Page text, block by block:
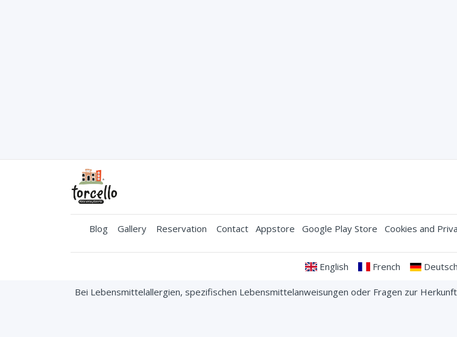
Blog Gallery Reservation Contact Appstore Google Play Store Cookies and
English French Deutsch
Bei Lebensmittelallergien, spezifischen Lebensmittelanweisungen oder Fragen zur